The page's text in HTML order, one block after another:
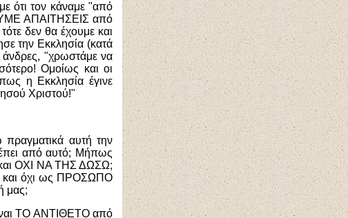
ότι τον κάναμε "από
ΑΠΑΙΤΗΣΕΙΣ από
δεν θα έχουμε και
την Εκκλησία (κατά
άνδρες, "χρωστάμε να
Ομοίως και οι
η Εκκλησία έγινε
Χριστού!"
αυτή την
από αυτό; Μήπως
ΟΧΙ ΝΑ ΤΗΣ ΔΩΣΩ;
και όχι ως ΠΡΟΣΩΠΟ
μας;
ΤΟ ΑΝΤΙΘΕΤΟ από